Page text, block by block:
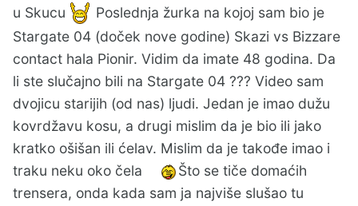
u Skucu
Poslednja žurka na kojoj sam bio je
Stargate 04 (doček nove godine) Skazi vs Bizzare
contact hala Pionir. Vidim da imate 48 godina. Da
li ste slučajno bili na Stargate 04 ??? Video sam
dvojicu starijih (od nas) ljudi. Jedan je imao dužu
kovrdžavu kosu, a drugi mislim da je bio ili jako
kratko ošišan ili ćelav. Mislim da je takođe imao i
traku neku oko čela
Što se tiče domaćih
trensera, onda kada sam ja najviše slušao tu